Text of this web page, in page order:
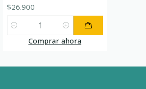
$26.900
Cantidad
Comprar ahora